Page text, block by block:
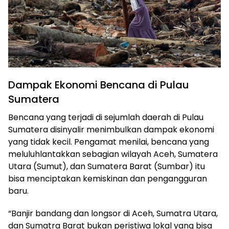
Dampak Ekonomi Bencana di Pulau
Sumatera
Bencana yang terjadi di sejumlah daerah di Pulau
Sumatera disinyalir menimbulkan dampak ekonomi
yang tidak kecil. Pengamat menilai, bencana yang
meluluhlantakkan sebagian wilayah Aceh, Sumatera
Utara (Sumut), dan Sumatera Barat (Sumbar) itu
bisa menciptakan kemiskinan dan pengangguran
baru.
“Banjir bandang dan longsor di Aceh, Sumatra Utara,
dan Sumatra Barat bukan peristiwa lokal yang bisa